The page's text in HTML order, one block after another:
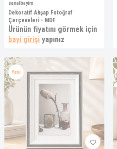
sanalbayim
Dekoratif Ahşap Fotoğraf
Çerçeveleri - MDF
Ürünün fiyatını görmek için
bayi girişi yapınız
Yeni